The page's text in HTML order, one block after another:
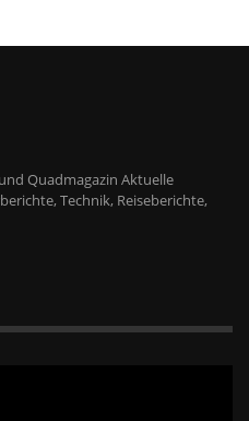
Quadmagazin Aktuelle
Technik, Reiseberichte,